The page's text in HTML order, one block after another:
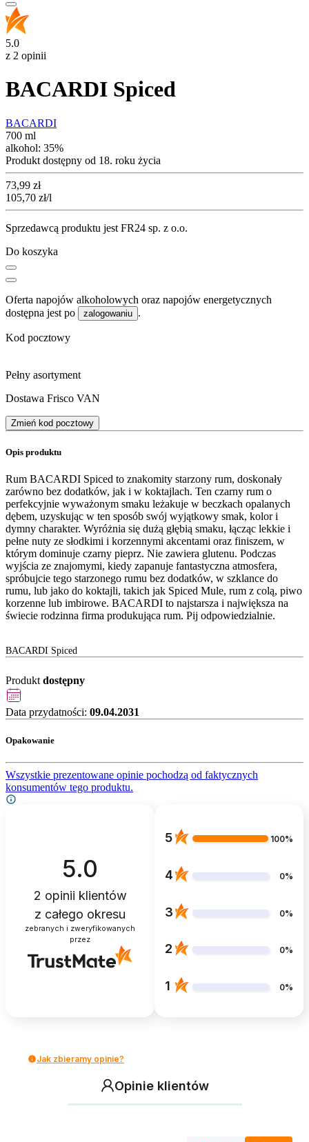
5.0
z 2 opinii
BACARDI Spiced
BACARDI
700 ml
alkohol: 35%
Produkt dostępny od 18. roku życia
Cena
73,99 zł
105,70 zł/l
Sprzedawcą produktu jest FR24 sp. z o.o.
Do koszyka
Oferta napojów alkoholowych oraz napojów energetycznych
dostępna jest po
zalogowaniu .
Kod pocztowy
Pełny asortyment
Dostawa Frisco VAN
Zmień kod pocztowy
Opis produktu
Rum BACARDI Spiced to znakomity starzony rum, doskonały
zarówno bez dodatków, jak i w koktajlach. Ten czarny rum o
perfekcyjnie wyważonym smaku leżakuje w beczkach opalanych
dębem, uzyskując w ten sposób swój wyjątkowy smak, kolor i
dymny charakter. Wyróżnia się dużą głębią smaku, łącząc lekkie i
pełne nuty ze słodkimi i korzennymi akcentami oraz finiszem, w
którym dominuje czarny pieprz. Nie zawiera glutenu. Podczas
wyjścia ze znajomymi, kiedy zapanuje fantastyczna atmosfera,
spróbujcie tego starzonego rumu bez dodatków, w szklance do
rumu, lub jako do koktajli, takich jak Spiced Mule, rum z colą, piwo
korzenne lub imbirowe. BACARDI to najstarsza i największa na
świecie rodzinna firma produkująca rum. Pij odpowiedzialnie.
BACARDI Spiced
Produkt dostępny
Data przydatności: 09.04.2031
Opakowanie
Wszystkie prezentowane opinie pochodzą od faktycznych
konsumentów tego produktu.
5.0
2 opinii klientów
z całego okresu
zebranych i zweryfikowanych
przez
5 100%
4 0%
3 0%
2 0%
1 0%
Jak zbieramy opinie?
Opinie klientów